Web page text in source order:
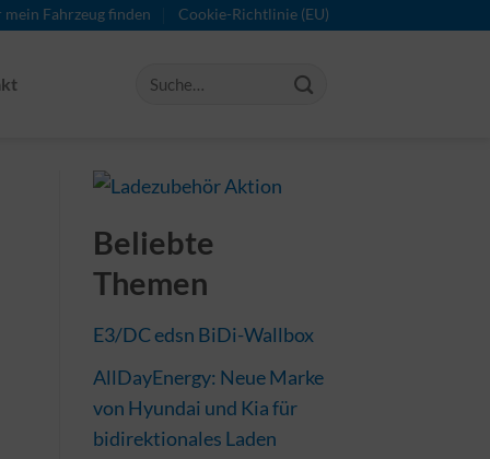
Fahrzeug finden Cookie-Richtlinie (EU)
Beliebte
Themen
E3/DC edsn BiDi-Wallbox
AllDayEnergy: Neue Marke
von Hyundai und Kia für
bidirektionales Laden